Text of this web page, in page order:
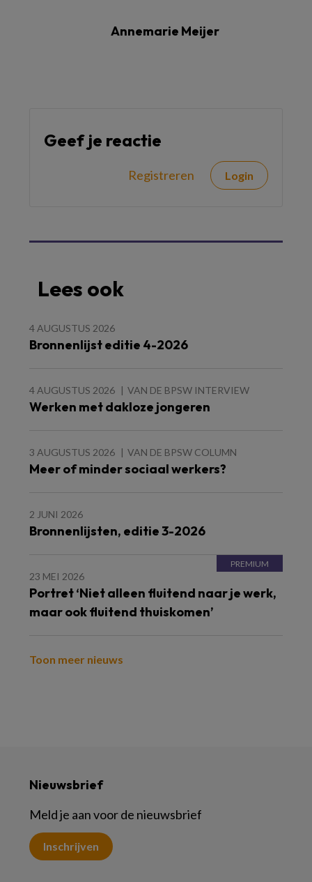
Annemarie Meijer
Geef je reactie
Registreren Login
Lees ook
4 AUGUSTUS 2026
Bronnenlijst editie 4-2026
4 AUGUSTUS 2026 VAN DE BPSW INTERVIEW
Werken met dakloze jongeren
3 AUGUSTUS 2026 VAN DE BPSW COLUMN
Meer of minder sociaal werkers?
2 JUNI 2026
Bronnenlijsten, editie 3-2026
23 MEI 2026
Portret ‘Niet alleen fluitend naar je werk,
maar ook fluitend thuiskomen’
Toon meer nieuws
Nieuwsbrief
Meld je aan voor de nieuwsbrief
Inschrijven